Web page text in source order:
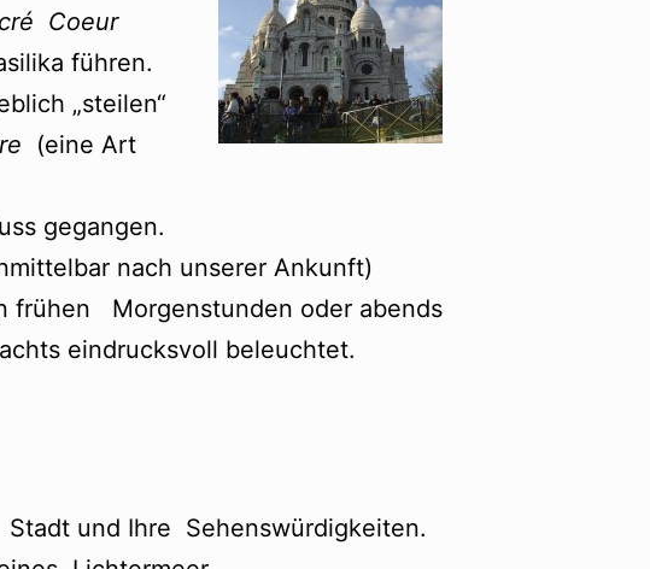
Coeur
führen.
„steilen“
(eine Art
gegangen.
nach unserer Ankunft)
frühen Morgenstunden oder abends
eindrucksvoll beleuchtet.
und Ihre Sehenswürdigkeiten.